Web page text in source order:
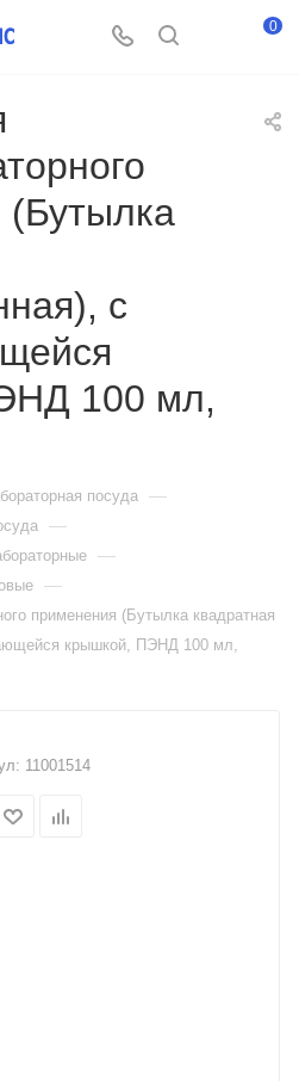
0
(Бутылка
с
100 мл,
посуда —
—
—
—
применения (Бутылка квадратная
крышкой, ПЭНД 100 мл,
11001514